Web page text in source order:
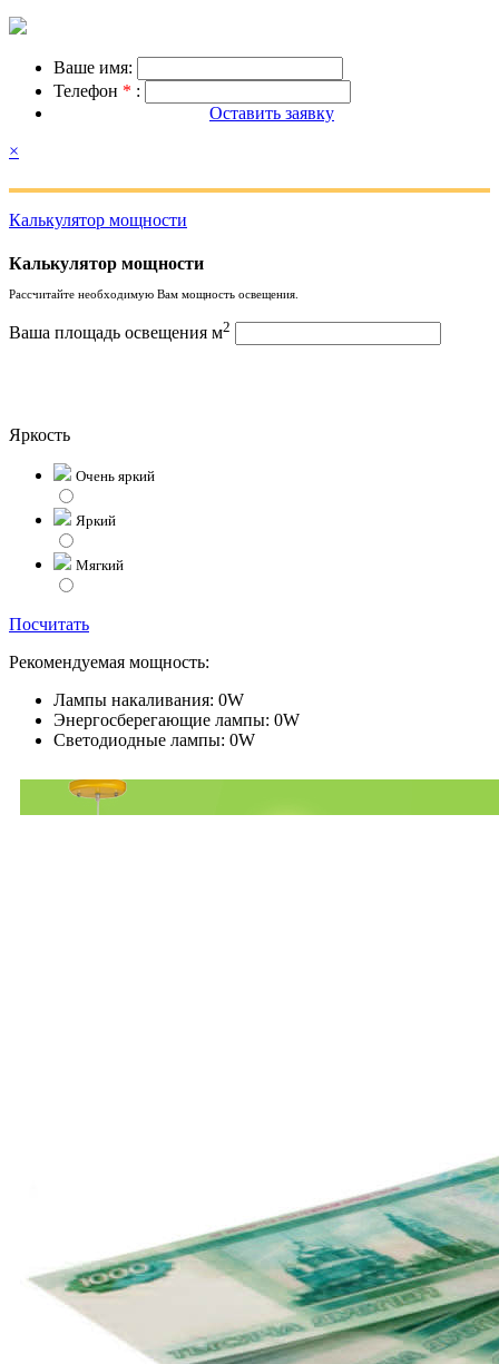
Ваше имя:
Телефон * :
Оставить заявку
×
Калькулятор мощности
Калькулятор мощности
Рассчитайте необходимую Вам мощность освещения.
Ваша площадь освещения м2
Яркость
Очень яркий
Яркий
Мягкий
Посчитать
Рекомендуемая мощность:
Лампы накаливания: 0W
Энергосберегающие лампы: 0W
Светодиодные лампы: 0W